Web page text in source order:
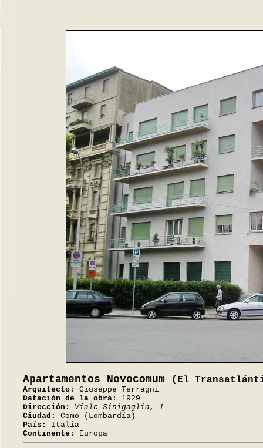
Apartamentos Novocomum (El
Arquitecto:
Giuseppe Terragni
Datación de la obra:
1929
Dirección:
Viale Sinigaglia, 1
Ciudad:
Como (Lombardía)
País:
Italia
Continente:
Europa